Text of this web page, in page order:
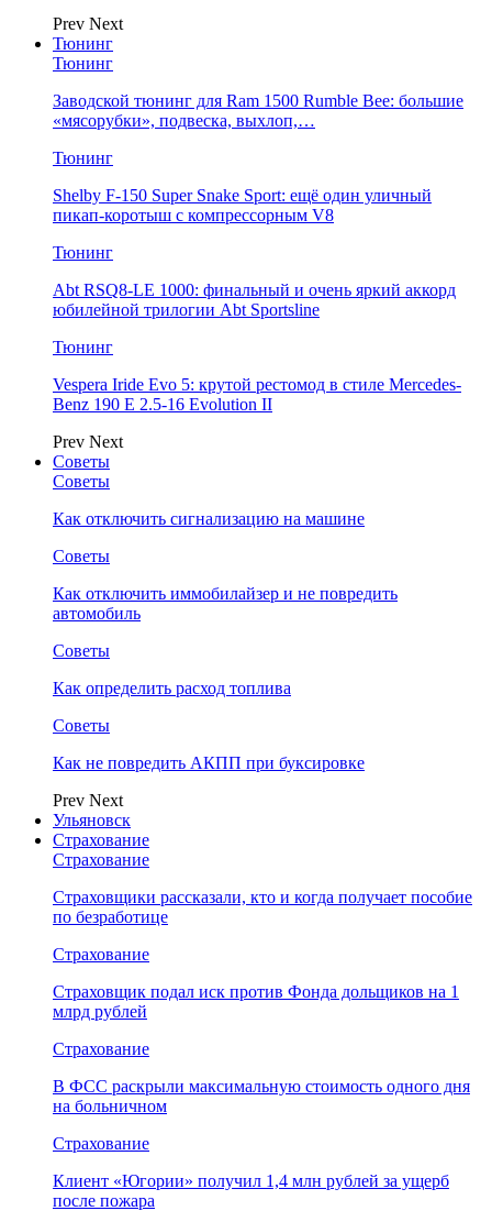
Prev Next
Тюнинг
Тюнинг
Заводской тюнинг для Ram 1500 Rumble Bee: большие
«мясорубки», подвеска, выхлоп,…
Тюнинг
Shelby F-150 Super Snake Sport: ещё один уличный
пикап-коротыш с компрессорным V8
Тюнинг
Abt RSQ8-LE 1000: финальный и очень яркий аккорд
юбилейной трилогии Abt Sportsline
Тюнинг
Vespera Iride Evo 5: крутой рестомод в стиле Mercedes-
Benz 190 E 2.5-16 Evolution II
Prev Next
Советы
Советы
Как отключить сигнализацию на машине
Советы
Как отключить иммобилайзер и не повредить
автомобиль
Советы
Как определить расход топлива
Советы
Как не повредить АКПП при буксировке
Prev Next
Ульяновск
Страхование
Страхование
Страховщики рассказали, кто и когда получает пособие
по безработице
Страхование
Страховщик подал иск против Фонда дольщиков на 1
млрд рублей
Страхование
В ФСС раскрыли максимальную стоимость одного дня
на больничном
Страхование
Клиент «Югории» получил 1,4 млн рублей за ущерб
после пожара